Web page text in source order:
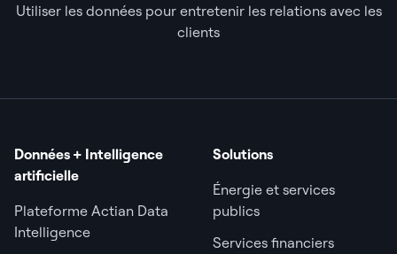
Utiliser les données pour entretenir les relations avec les
clients
Données + Intelligence
artificielle
Plateforme Actian Data
Intelligence
Solutions
Énergie et services
publics
Services financiers